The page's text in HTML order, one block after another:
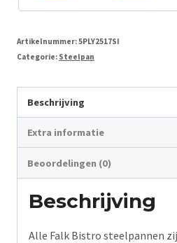
Artikelnummer:5PLY2517SI
Categorie: Steelpan
Beschrijving
Extra informatie
Beoordelingen (0)
Beschrijving
Alle Falk Bistro steelpannen